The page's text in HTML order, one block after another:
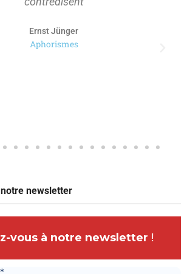
Ernst Jünger
Aphorismes
newsletter
vous à notre newsletter !